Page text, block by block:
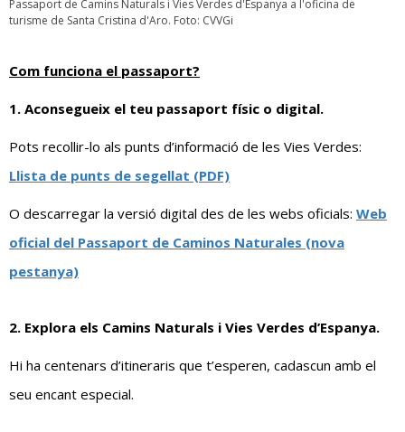
Passaport de Camins Naturals i Vies Verdes d'Espanya a l'oficina de
turisme de Santa Cristina d'Aro. Foto: CVVGi
Com funciona el passaport?
1. Aconsegueix el teu passaport físic o digital.
Pots recollir-lo als punts d’informació de les Vies Verdes:
Llista de punts de segellat (PDF)
O descarregar la versió digital des de les webs oficials: Web
oficial del Passaport de Caminos Naturales (nova
pestanya)
2. Explora els Camins Naturals i Vies Verdes d’Espanya.
Hi ha centenars d’itineraris que t’esperen, cadascun amb el
seu encant especial.